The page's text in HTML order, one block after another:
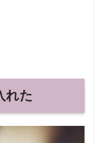
れた